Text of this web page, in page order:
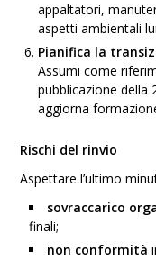
appaltatori,
aspetti ambientali
Pianifica la
Assumi come
pubblicazione della
aggiorna
Rischi del rinvio
Aspettare l’ultimo
sovraccarico
finali;
non conformità